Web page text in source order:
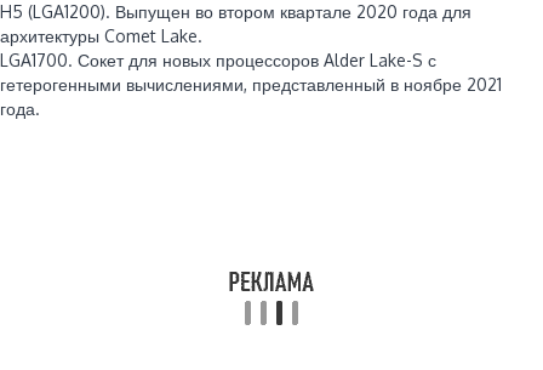
H5 (LGA1200). Выпущен во втором квартале 2020 года для
архитектуры Comet Lake.
LGA1700. Сокет для новых процессоров Alder Lake-S с
гетерогенными вычислениями, представленный в ноябре 2021
года.